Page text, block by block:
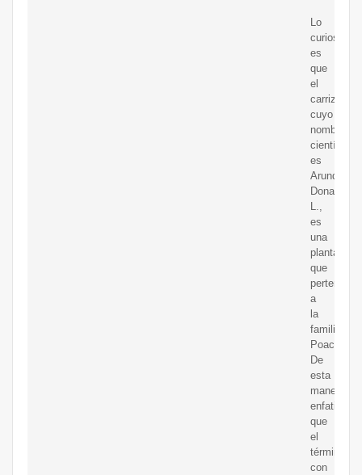
Lo
curioso
es
que
el
carrizo,
cuyo
nombre
científico
es
Arundo
Donax
es
una
planta
que
pertenece
a
la
familia
De
esta
manera,
que
el
término
con